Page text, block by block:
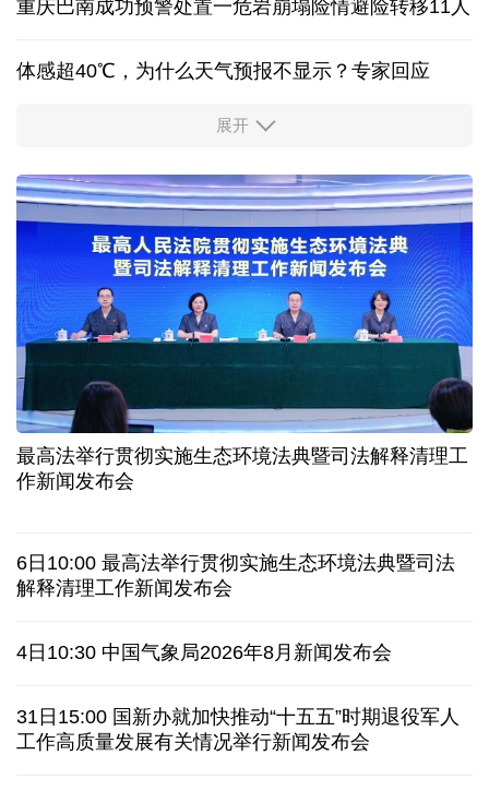
“荒岛改造”自由惬意？已触碰法律红线！案例解读
多地通报:他们不得录用为公务员 还影响出国、升学
体感超40℃，为什么天气预报不显示？专家回应
服务实体经济 财政金融打出“组合拳”
让药品更好触达患者 网络平台成多款新药首发渠道
科创转型到全球布局 上海出台规划让民企敢闯敢投
7月份中国仓储指数保持扩张 行业运行韧性较强
宇树科技战略配售名单公布:DeepSeek、腾讯等在列
美媒称美国中情局秘密设立古巴工作组
特朗普再签行政令 禁止“生育旅游”收紧“出生公民权”
展开
最高法举行贯彻实施生态环境法典暨司法解释清理工
6日10:00 最高法举行贯彻实施生态环境法典暨司法
解释清理工作新闻发布会